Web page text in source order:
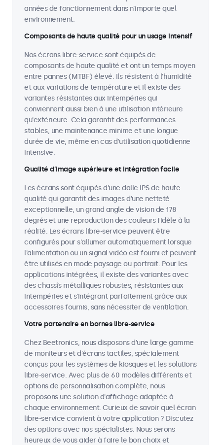
années de fonctionnement dans n’importe quel
environnement.
Composants de haute qualité pour un usage intensif
Nos écrans libre-service sont équipés de
composants de haute qualité et ont un temps moyen
entre pannes (MTBF) élevé. Ils résistent à l'humidité
et aux variations de température et il existe des
variantes résistantes aux intempéries qui
conviennent aussi bien à une utilisation intérieure
qu'extérieure. Cela garantit des performances
stables, une maintenance minime et une longue
durée de vie, même en cas d'utilisation quotidienne
intensive.
Qualité d’image supérieure et intégration facile
Les écrans sont équipés d'une dalle IPS de haute
qualité qui garantit des images d'une netteté
exceptionnelle, un grand angle de vision de 178
degrés et une reproduction des couleurs fidèle à la
réalité. Les écrans libre-service peuvent être
configurés pour s'allumer automatiquement lorsque
l'alimentation ou un signal vidéo est fourni et peuvent
être utilisés en mode paysage ou portrait. Pour les
applications intégrées, il existe des variantes avec
des chassîs métalliques robustes, résistantes aux
intempéries et s'intégrant parfaitement grâce aux
accessoires fournis, sans nécessiter de ventilation.
Votre partenaire en bornes libre-service
Chez Beetronics, nous disposons d'une large gamme
de moniteurs et d'écrans tactiles, spécialement
conçus pour les systèmes de kiosques et les solutions
libre-service. Avec plus de 60 modèles différents et
options de personnalisation complète, nous
proposons une solution d'affichage adaptée à
chaque environnement. Curieux de savoir quel écran
libre-service convient à votre application ? Discutez
des options avec nos spécialistes. Nous serons
heureux de vous aider à faire le bon choix et